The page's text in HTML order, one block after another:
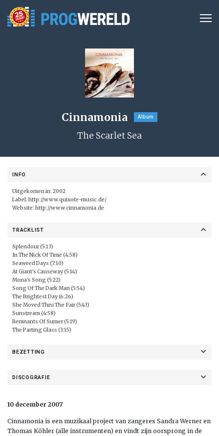
Cinnamonia Album
The Scarlet Sea
INFO
Uitgekomen in: 2002
Label: http://www.quixote-music.de/
Website: http://www.cinnamonia.de
TRACKLIST
Splendour (5:13)
In The Nick Of Time (4:58)
Seaweed Days (7:10)
At Giant's Causeway (5:14)
Mona's Song (5:22)
Song Of The Dark Man (5:54)
The Brightest Day (6:26)
She Moved Thru The Fair (5:43)
Sunstream (4:58)
Remnants Of Sumer (5:19)
The Parting Glass (3:15)
BEZETTING
DISCOGRAFIE
10 december 2007
Cinnamonia is een muzikaal project van zangeres Sandra Werner en
Thomas Köhler (alle instrumenten) en vindt zijn oorsprong in de